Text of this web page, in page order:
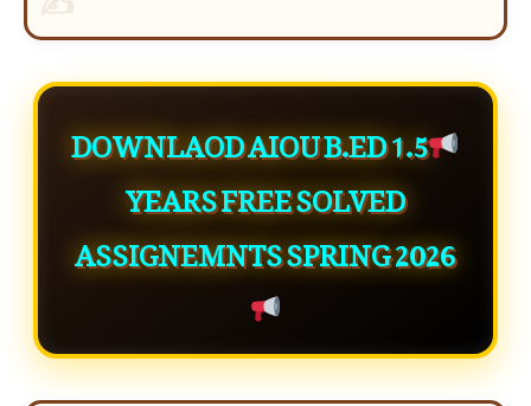
DOWNLAOD AIOU B.ED 1.5
YEARS FREE SOLVED
ASSIGNEMNTS SPRING 2026